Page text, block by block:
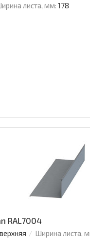
листа, мм: 178
RAL7004
Ширина листа,